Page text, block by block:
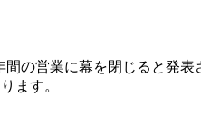
の営業に幕を閉じると発
ます。